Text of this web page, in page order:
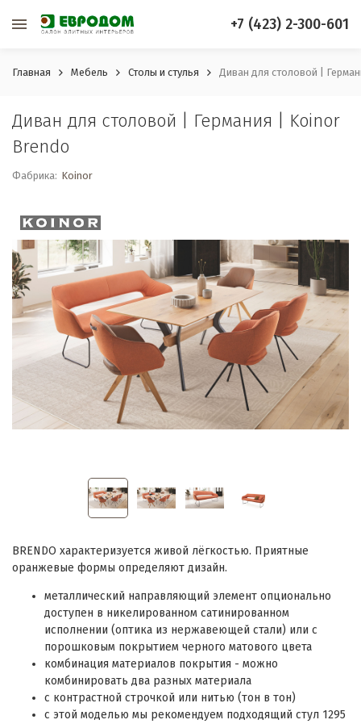
+7 (423) 2-300-601
Главная Мебель Столы и стулья Диван для столовой |
Диван для столовой | Германия | Koinor
Brendo
Фабрика: Koinor
BRENDO характеризуется живой лёгкостью. Приятные
оранжевые формы определяют дизайн.
металлический направляющий элемент опционально
доступен в никелированном сатинированном
исполнении (оптика из нержавеющей стали) или с
порошковым покрытием черного матового цвета
комбинация материалов покрытия - можно
комбинировать два разных материала
с контрастной строчкой или нитью (тон в тон)
с этой моделью мы рекомендуем подходящий стул 1295